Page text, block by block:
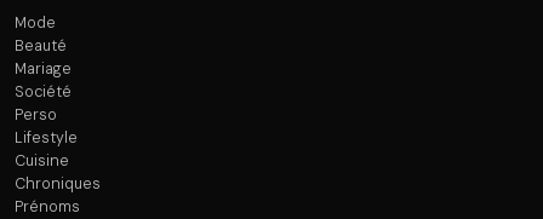
Mode
Beauté
Mariage
Société
Perso
Lifestyle
Cuisine
Chroniques
Prénoms